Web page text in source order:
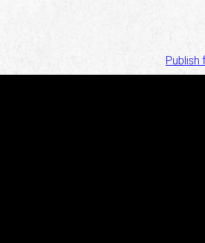
Publish